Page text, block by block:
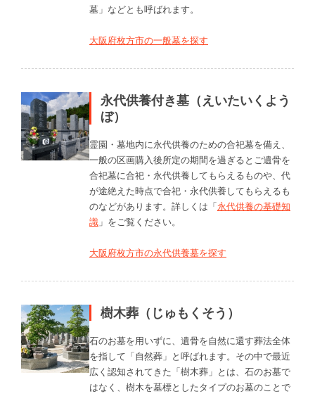
墓」などとも呼ばれます。
大阪府枚方市の一般墓を探す
永代供養付き墓（えいたいくよう
ぼ）
霊園・墓地内に永代供養のための合祀墓を備え、
一般の区画購入後所定の期間を過ぎるとご遺骨を
合祀墓に合祀・永代供養してもらえるものや、代
が途絶えた時点で合祀・永代供養してもらえるも
のなどがあります。詳しくは「永代供養の基礎知
識 」をご覧ください。
大阪府枚方市の永代供養墓を探す
樹木葬（じゅもくそう）
石のお墓を用いずに、遺骨を自然に還す葬法全体
を指して「自然葬」と呼ばれます。その中で最近
広く認知されてきた「樹木葬」とは、石のお墓で
はなく、樹木を墓標としたタイプのお墓のことで